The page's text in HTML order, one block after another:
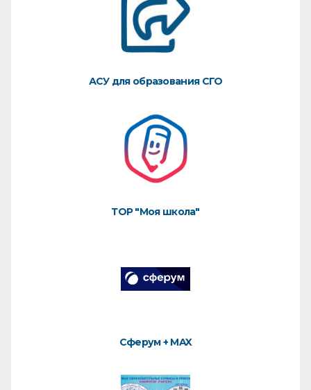
АСУ для образования СГО
ТОР "Моя школа"
Сферум + MAX